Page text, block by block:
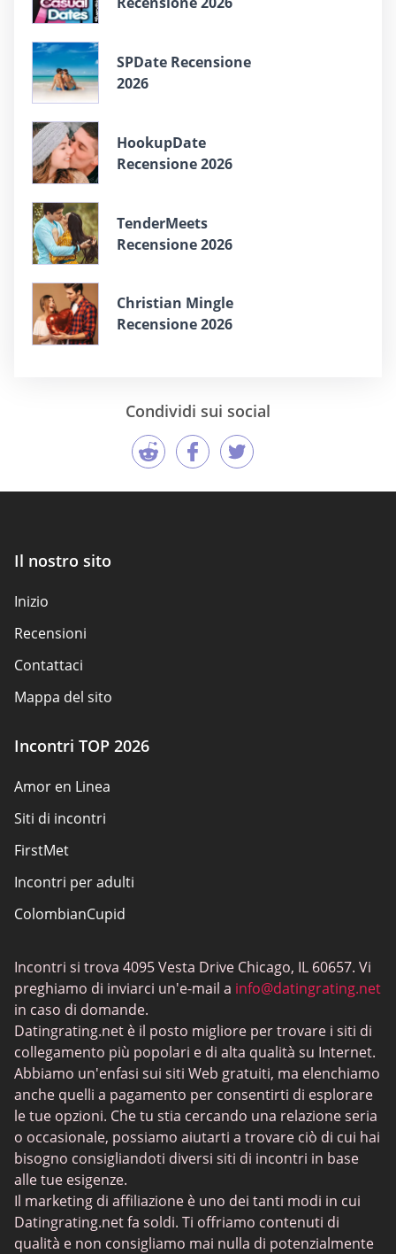
SPDate Recensione
2026
HookupDate
Recensione 2026
TenderMeets
Recensione 2026
Christian Mingle
Recensione 2026
Condividi sui social
Il nostro sito
Inizio
Recensioni
Contattaci
Mappa del sito
Incontri TOP 2026
Amor en Linea
Siti di incontri
FirstMet
Incontri per adulti
ColombianCupid
MeetMindful
Incontri BDSM
BBPeopleMeet
Siti Sugar Daddy
JPeopleMeet
Incontri trans
Siti di incontri per anziani - Scelta di piattaforme con
interfacce semplici
MyLOL
Incontri si trova 4095 Vesta Drive Chicago, IL 60657. Vi
preghiamo di inviarci un'e-mail a info@datingrating.net
in caso di domande.
Datingrating.net è il posto migliore per trovare i siti di
collegamento più popolari e di alta qualità su Internet.
Abbiamo un'enfasi sui siti Web gratuiti, ma elenchiamo
anche quelli a pagamento per consentirti di esplorare
le tue opzioni. Che tu stia cercando una relazione seria
o occasionale, possiamo aiutarti a trovare ciò di cui hai
bisogno consigliandoti diversi siti di incontri in base
alle tue esigenze.
Il marketing di affiliazione è uno dei tanti modi in cui
Datingrating.net fa soldi. Ti offriamo contenuti di
qualità e non consigliamo mai nulla di potenzialmente